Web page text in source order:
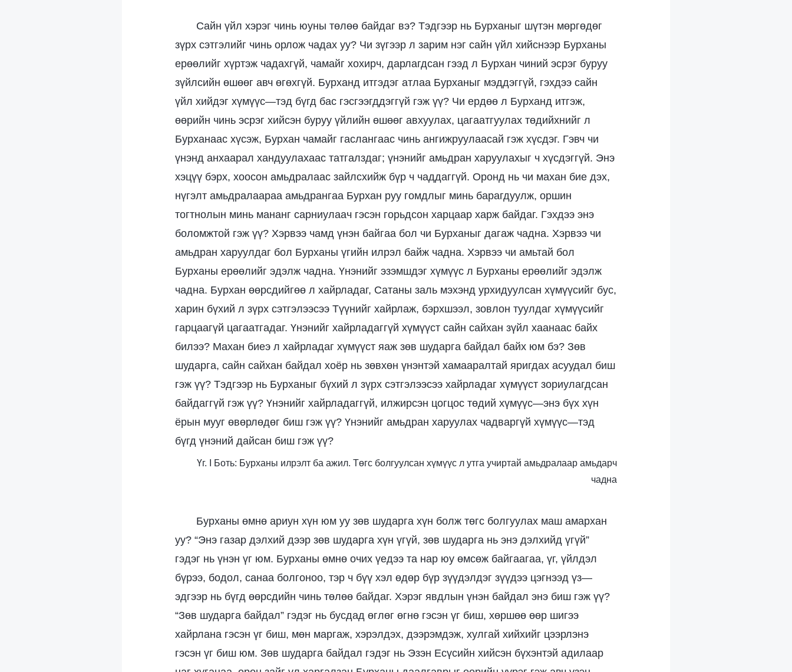
Сайн үйл хэрэг чинь юуны төлөө байдаг вэ? Тэдгээр нь Бурханыг шүтэн мөргөдөг
зүрх сэтгэлийг чинь орлож чадах уу? Чи зүгээр л зарим нэг сайн үйл хийснээр Бурханы
ерөөлийг хүртэж чадахгүй, чамайг хохирч, дарлагдсан гээд л Бурхан чиний эсрэг буруу
зүйлсийн өшөөг авч өгөхгүй. Бурханд итгэдэг атлаа Бурханыг мэддэггүй, гэхдээ сайн
үйл хийдэг хүмүүс—тэд бүгд бас гэсгээгддэггүй гэж үү? Чи ердөө л Бурханд итгэж,
өөрийн чинь эсрэг хийсэн буруу үйлийн өшөөг авхуулах, цагаатгуулах төдийхнийг л
Бурханаас хүсэж, Бурхан чамайг гаслангаас чинь ангижруулаасай гэж хүсдэг. Гэвч чи
үнэнд анхаарал хандуулахаас татгалздаг; үнэнийг амьдран харуулахыг ч хүсдэггүй. Энэ
хэцүү бэрх, хоосон амьдралаас зайлсхийж бүр ч чаддаггүй. Оронд нь чи махан бие дэх,
нүгэлт амьдралаараа амьдрангаа Бурхан руу гомдлыг минь барагдуулж, оршин
тогтнолын минь мананг сарниулаач гэсэн горьдсон харцаар харж байдаг. Гэхдээ энэ
боломжтой гэж үү? Хэрвээ чамд үнэн байгаа бол чи Бурханыг дагаж чадна. Хэрвээ чи
амьдран харуулдаг бол Бурханы үгийн илрэл байж чадна. Хэрвээ чи амьтай бол
Бурханы ерөөлийг эдэлж чадна. Үнэнийг эзэмшдэг хүмүүс л Бурханы ерөөлийг эдэлж
чадна. Бурхан өөрсдийгөө л хайрладаг, Сатаны заль мэхэнд урхидуулсан хүмүүсийг бус,
харин бүхий л зүрх сэтгэлээсээ Түүнийг хайрлаж, бэрхшээл, зовлон туулдаг хүмүүсийг
гарцаагүй цагаатгадаг. Үнэнийг хайрладаггүй хүмүүст сайн сайхан зүйл хаанаас байх
билээ? Махан биеэ л хайрладаг хүмүүст яаж зөв шударга байдал байх юм бэ? Зөв
шударга, сайн сайхан байдал хоёр нь зөвхөн үнэнтэй хамааралтай яригдах асуудал биш
гэж үү? Тэдгээр нь Бурханыг бүхий л зүрх сэтгэлээсээ хайрладаг хүмүүст зориулагдсан
байдаггүй гэж үү? Үнэнийг хайрладаггүй, илжирсэн цогцос төдий хүмүүс—энэ бүх хүн
ёрын мууг өвөрлөдөг биш гэж үү? Үнэнийг амьдран харуулах чадваргүй хүмүүс—тэд
бүгд үнэний дайсан биш гэж үү?
Үг. I Боть: Бурханы илрэлт ба ажил. Төгс болгуулсан хүмүүс л утга учиртай амьдралаар амьдарч
чадна
Бурханы өмнө ариун хүн юм уу зөв шударга хүн болж төгс болгуулах маш амархан
уу? “Энэ газар дэлхий дээр зөв шударга хүн үгүй, зөв шударга нь энэ дэлхийд үгүй”
гэдэг нь үнэн үг юм. Бурханы өмнө очих үедээ та нар юу өмсөж байгаагаа, үг, үйлдэл
бүрээ, бодол, санаа болгоноо, тэр ч бүү хэл өдөр бүр зүүдэлдэг зүүдээ цэгнээд үз—
эдгээр нь бүгд өөрсдийн чинь төлөө байдаг. Хэрэг явдлын үнэн байдал энэ биш гэж үү?
“Зөв шударга байдал” гэдэг нь бусдад өглөг өгнө гэсэн үг биш, хөршөө өөр шигээ
хайрлана гэсэн үг биш, мөн маргаж, хэрэлдэх, дээрэмдэж, хулгай хийхийг цээрлэнэ
гэсэн үг биш юм. Зөв шударга байдал гэдэг нь Эзэн Есүсийн хийсэн бүхэнтэй адилаар